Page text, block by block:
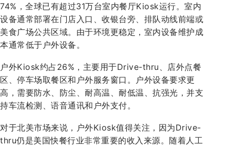
74%，全球已有超过31万台室内餐厅Kiosk运行。室内
设备通常部署在门店入口、收银台旁、排队动线前端或
美食广场公共区域。由于环境更稳定，室内设备维护成
本通常低于户外设备。
户外Kiosk约占26%，主要用于Drive-thru、店外点餐
区、停车场取餐区和户外服务窗口。户外设备要求更
高，需要防水、防尘、耐高温、耐低温、抗强光，并支
持车流检测、语音通讯和户外支付。
对于北美市场来说，户外Kiosk值得关注，因为Drive-
thru仍是美国快餐行业非常重要的收入来源。随着人工